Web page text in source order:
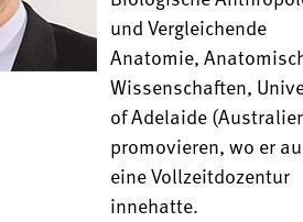
und Vergleichende
Anatomie,
Wissenschaften,
of Adelaide
promovieren, wo er
eine Vollzeit­dozentur
innehatte.